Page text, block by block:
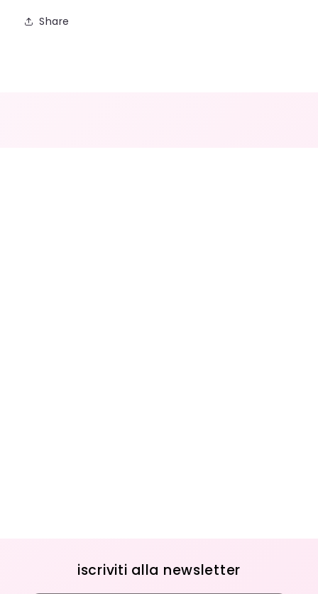
Share
iscriviti alla newsletter